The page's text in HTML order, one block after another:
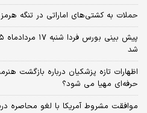
حملات به کشتی‌های اماراتی در تنگه هرمز
شد
اظهارات تازه پزشکیان درباره بازگشت
حرفه‌ای مهیا می شود؟
موافقت مشروط آمریکا با لغو محاصره